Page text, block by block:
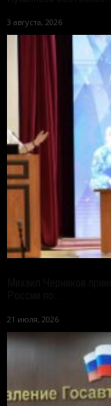
3 августа, 2026
21 июля, 2026